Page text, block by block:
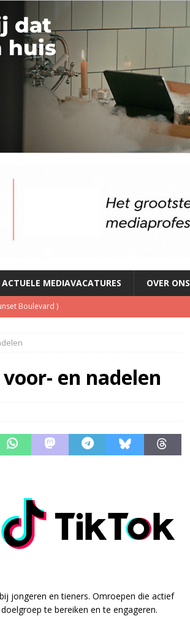
ACTUELE MEDIAVACATURES OVER ONS
Boulevard )
voor nieuw radiotalent steeds kleiner
van de journalistiek?en nadelen
jongeren en tieners. Omroepen die actief
te bereiken en te engageren.